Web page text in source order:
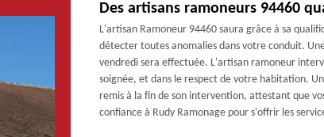
Des artisans ramoneurs 94460
L'artisan Ramoneur 94460 saura grâce à sa
détecter toutes anomalies dans votre conduit.
vendredi sera effectuée. L'artisan ramoneur
soignée, et dans le respect de votre habitation.
remis à la fin de son intervention, attestant que
confiance à Rudy Ramonage pour s'offrir les